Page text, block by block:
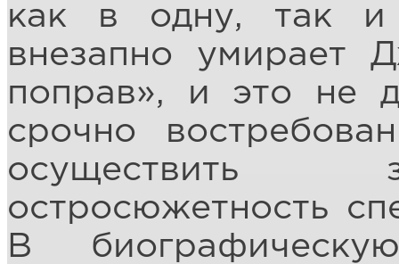
как в одну, так
внезапно умирает
поправ», и это не
срочно
осуществить
остросюжетность
В